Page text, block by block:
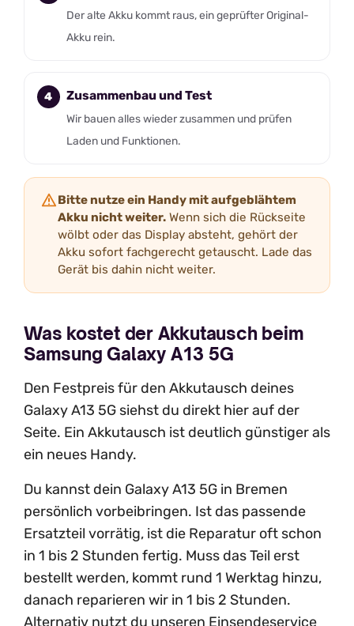
Der alte Akku kommt raus, ein geprüfter Original-
Akku rein.
Zusammenbau und Test
Wir bauen alles wieder zusammen und prüfen
Laden und Funktionen.
Bitte nutze ein Handy mit aufgeblähtem
Akku nicht weiter. Wenn sich die Rückseite
wölbt oder das Display absteht, gehört der
Akku sofort fachgerecht getauscht. Lade das
Gerät bis dahin nicht weiter.
Was kostet der Akkutausch beim
Samsung Galaxy A13 5G
Den Festpreis für den Akkutausch deines
Galaxy A13 5G siehst du direkt hier auf der
Seite. Ein Akkutausch ist deutlich günstiger als
ein neues Handy.
Du kannst dein Galaxy A13 5G in Bremen
persönlich vorbeibringen. Ist das passende
Ersatzteil vorrätig, ist die Reparatur oft schon
in 1 bis 2 Stunden fertig. Muss das Teil erst
bestellt werden, kommt rund 1 Werktag hinzu,
danach reparieren wir in 1 bis 2 Stunden.
Alternativ nutzt du unseren Einsendeservice